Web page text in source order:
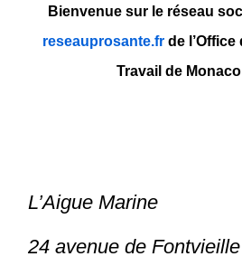
Bienvenue sur le réseau
reseauprosante.frde l’Office
Travail de Monaco
L’Aigue Marine
24 avenue de